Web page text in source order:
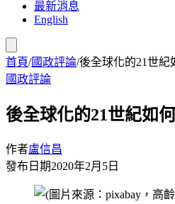
最新消息
English
首頁/國政評論/後全球化的21世紀
國政評論
後全球化的21世紀如
作者盧信昌
發布日期2020年2月5日